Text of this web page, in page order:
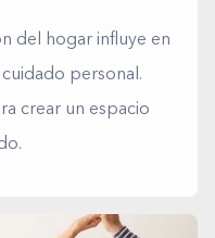
del hogar influye en
personal.
crear un espacio